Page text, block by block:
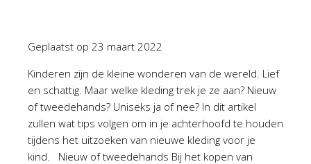
Geplaatst op 23 maart 2022
Kinderen zijn de kleine wonderen van de wereld. Lief
en schattig. Maar welke kleding trek je ze aan? Nieuw
of tweedehands? Uniseks ja of nee? In dit artikel
zullen wat tips volgen om in je achterhoofd te houden
tijdens het uitzoeken van nieuwe kleding voor je
kind. Nieuw of tweedehands Bij het kopen van